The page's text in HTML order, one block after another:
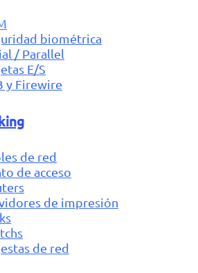
biométrica
/ Parallel
E/S
y Firewire
de red
de acceso
de impresión
de red